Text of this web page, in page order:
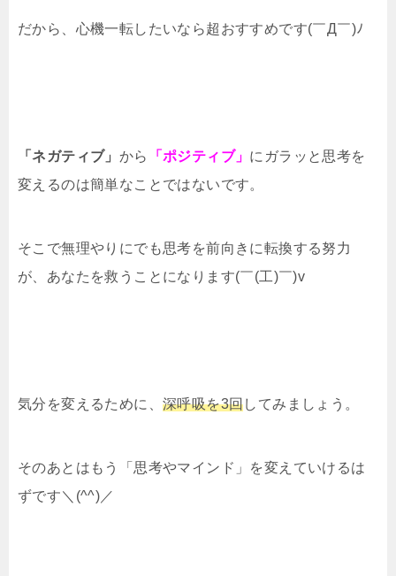
だから、心機一転したいなら超おすすめです(￣Д￣)ﾉ
「ネガティブ」 から 「ポジティブ」 にガラッと思考を
変えるのは簡単なことではないです。
そこで無理やりにでも思考を前向きに転換する努力
が、あなたを救うことになります(￣(工)￣)v
気分を変えるために、 深呼吸を3回してみましょう。
そのあとはもう「思考やマインド」を変えていけるは
ずです＼(^^)／